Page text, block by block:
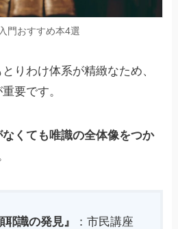
門おすすめ本4選
りわけ体系が精緻なため、
要です。
くても唯識の全体像をつか
識の発見』
：市民講座